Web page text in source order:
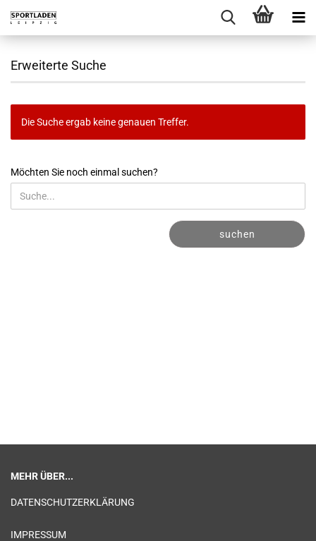
Erweiterte Suche
Die Suche ergab keine genauen Treffer.
MÖCHTEN
SIE
NOCH
Möchten Sie noch einmal suchen?
suchen
MEHR ÜBER...
DATENSCHUTZERKLÄRUNG
IMPRESSUM